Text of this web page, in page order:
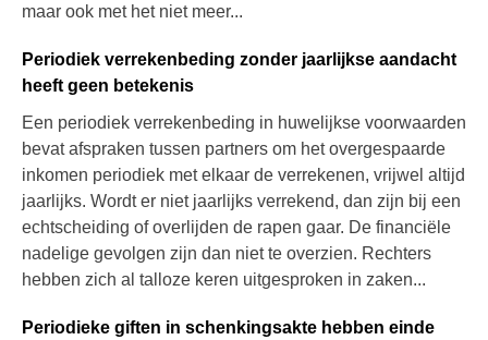
maar ook met het niet meer...
Periodiek verrekenbeding zonder jaarlijkse aandacht
heeft geen betekenis
Een periodiek verrekenbeding in huwelijkse voorwaarden
bevat afspraken tussen partners om het overgespaarde
inkomen periodiek met elkaar de verrekenen, vrijwel altijd
jaarlijks. Wordt er niet jaarlijks verrekend, dan zijn bij een
echtscheiding of overlijden de rapen gaar. De financiële
nadelige gevolgen zijn dan niet te overzien. Rechters
hebben zich al talloze keren uitgesproken in zaken...
Periodieke giften in schenkingsakte hebben einde